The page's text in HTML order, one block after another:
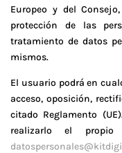
Europeo y del
protección de las
tratamiento de datos
mismos.
El usuario podrá en
acceso, oposición,
citado Reglamento
realizarlo el